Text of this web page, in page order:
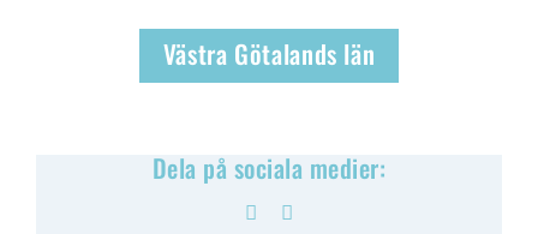
Västra Götalands län
Dela på sociala medier:
Facebook